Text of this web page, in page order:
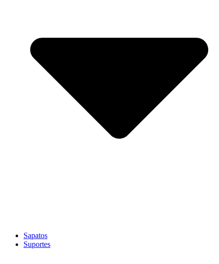
Sapatos
Suportes